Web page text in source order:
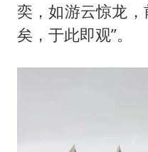
奕，如游云惊龙
矣，于此即观”。